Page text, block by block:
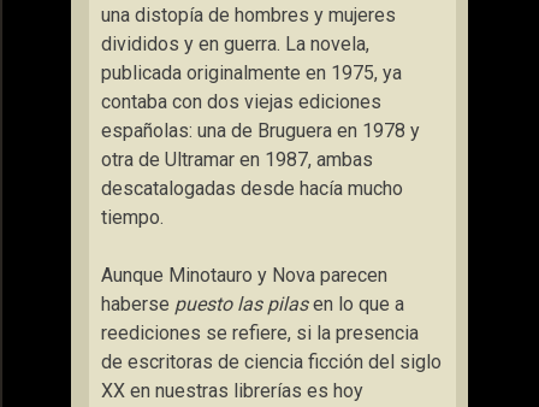
una distopía de hombres y mujeres
divididos y en guerra. La novela,
publicada originalmente en 1975, ya
contaba con dos viejas ediciones
españolas: una de Bruguera en 1978 y
otra de Ultramar en 1987, ambas
descatalogadas desde hacía mucho
tiempo.
Aunque Minotauro y Nova parecen
haberse puesto las pilasen lo que a
reediciones se refiere, si la presencia
de escritoras de ciencia ficción del siglo
XX en nuestras librerías es hoy